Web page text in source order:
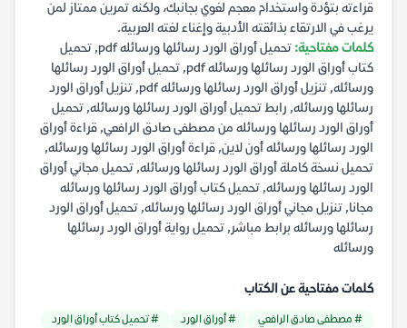
قراءته بتؤدة واستخدام معجم لغوي بجانبك، ولكنه تمرين ممتاز لمن
يرغب في الارتقاء بذائقته الأدبية وإغناء لغته العربية.
كلمات مفتاحية:
تحميل أوراق الورد رسائلها ورسائله pdf, تحميل
كتاب أوراق الورد رسائلها ورسائله pdf, تحميل أوراق الورد رسائلها
ورسائله, تنزيل أوراق الورد رسائلها ورسائله pdf, تنزيل أوراق الورد
رسائلها ورسائله, رابط تحميل أوراق الورد رسائلها ورسائله, تحميل
أوراق الورد رسائلها ورسائله من مصطفى صادق الرافعي, قراءة أوراق
الورد رسائلها ورسائله أون لاين, قراءة أوراق الورد رسائلها ورسائله,
تحميل نسخة كاملة أوراق الورد رسائلها ورسائله, تحميل مجاني أوراق
الورد رسائلها ورسائله, تحميل كتاب أوراق الورد رسائلها ورسائله
مجانا, تنزيل مجاني أوراق الورد رسائلها ورسائله, تحميل أوراق الورد
رسائلها ورسائله برابط مباشر, تحميل رواية أوراق الورد رسائلها
ورسائله
كلمات مفتاحية عن الكتاب
# مصطفى صادق الرافعي # أوراق الورد
# تحميل كتاب أوراق الورد